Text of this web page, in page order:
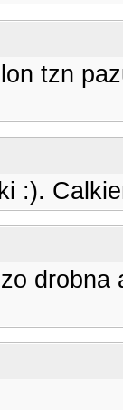
tzn
:).